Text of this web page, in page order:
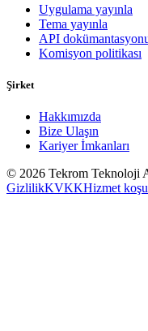
Uygulama yayınla
Tema yayınla
API
Komisyon politikası
Şirket
Hakkımızda
Bize Ulaşın
Kariyer İmkanları
© 2026 Tekrom Teknoloji
GizlilikKVKKHizmet